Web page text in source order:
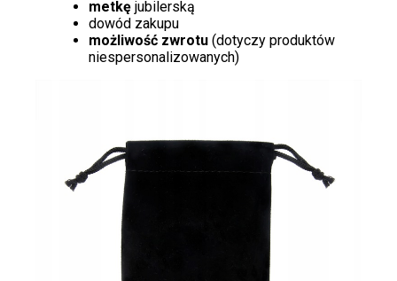
metkę jubilerską
dowód zakupu
możliwość zwrotu (dotyczy produktów
niespersonalizowanych)